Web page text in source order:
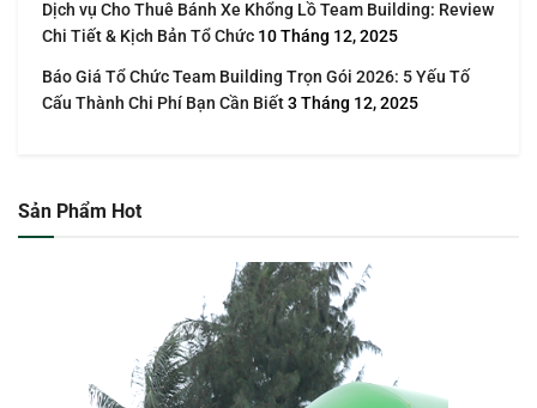
Dịch vụ Cho Thuê Bánh Xe Khổng Lồ Team Building: Review
Chi Tiết & Kịch Bản Tổ Chức 10 Tháng 12, 2025
Báo Giá Tổ Chức Team Building Trọn Gói 2026: 5 Yếu Tố
Cấu Thành Chi Phí Bạn Cần Biết3 Tháng 12, 2025
Sản Phẩm Hot